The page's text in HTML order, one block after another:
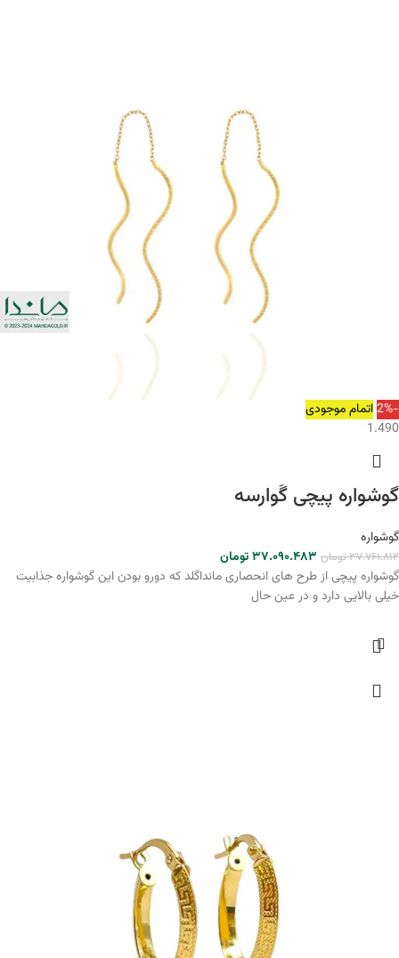
-2%
اتمام موجودی
1.490
گوشواره پیچی گَوارسه
گوشواره
۳۷.۷۶۱.۸۱۲تومان ۳۷.۰۹۰.۴۸۳تومان
گوشواره پیچی از طرح های انحصاری مانداگلد که دورو بودن این گوشواره جذابیت
خیلی بالایی دارد و در عین حال